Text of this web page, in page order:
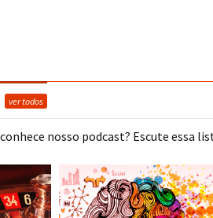
ver todos
nosso podcast? Escute essa